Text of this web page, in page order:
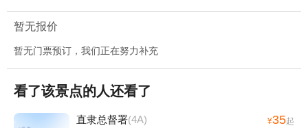
暂无报价
暂无门票预订，我们正在努力补充
看了该景点的人还看了
直隶总督署(4A) ¥35起